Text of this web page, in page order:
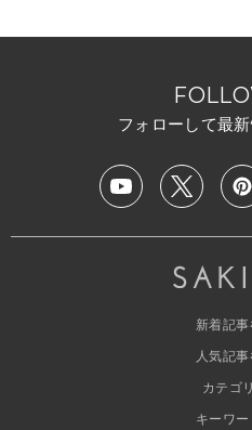
フォローして最
新着記事
人気記
カテゴ
キーワー